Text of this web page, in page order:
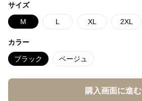
サイズ
M L XL 2XL
カラー
ブラック ベージュ
購入画面に進む